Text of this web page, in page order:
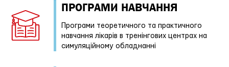
ПРОГРАМИ НАВЧАННЯ
Програми теоретичного та практичного
навчання лікарів в тренінгових центрах на
симуляційному обладнанні